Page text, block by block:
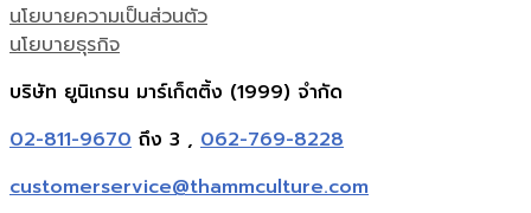
นโยบายความเป็นส่วนตัว
นโยบายธุรกิจ
บริษัท ยูนิเกรน มาร์เก็ตติ้ง (1999) จำกัด
02-811-9670 ถึง 3 , 062-769-8228
customerservice@thammculture.com